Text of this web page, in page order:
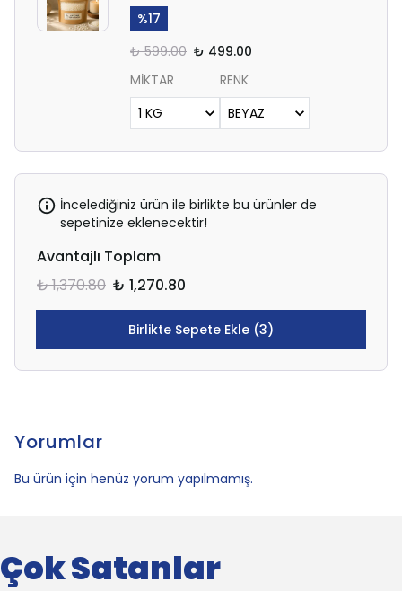
%17
₺ 599.00 ₺ 499.00
MİKTAR
RENK
İncelediğiniz ürün ile birlikte bu ürünler de
sepetinize eklenecektir!
Avantajlı Toplam
₺ 1,370.80 ₺ 1,270.80
Birlikte Sepete Ekle (3)
Yorumlar
Bu ürün için henüz yorum yapılmamış.
Çok Satanlar